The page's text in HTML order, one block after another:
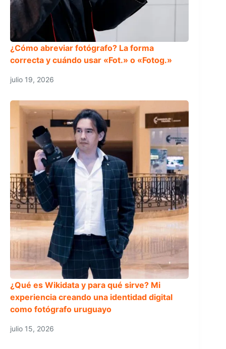
¿Cómo abreviar fotógrafo? La forma
correcta y cuándo usar «Fot.» o «Fotog.»
julio 19, 2026
¿Qué es Wikidata y para qué sirve? Mi
experiencia creando una identidad digital
como fotógrafo uruguayo
julio 15, 2026